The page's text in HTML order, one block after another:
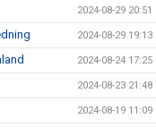
2024-08-29 20:51
2024-08-29 19:13
2024-08-24 17:25
2024-08-23 21:48
2024-08-19 11:09